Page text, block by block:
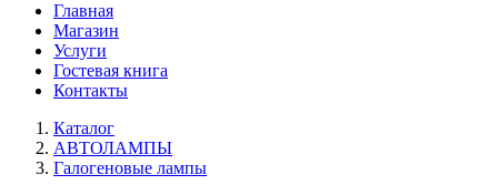
Главная
Магазин
Услуги
Гостевая книга
Контакты
Каталог
АВТОЛАМПЫ
Галогеновые лампы